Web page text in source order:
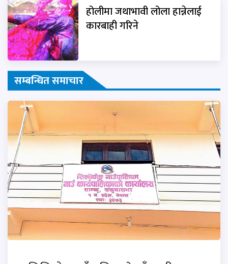
होलीमा जथाभावी लोला हान्नेलाई
कारबाही गरिने
सम्बन्धित समाचार